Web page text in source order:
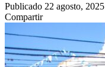
Publicado 22 agosto, 2025
Compartir